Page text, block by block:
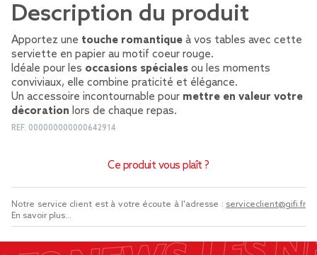
Description du produit
Apportez une touche romantique à vos tables avec cette
serviette en papier au motif coeur rouge.
Idéale pour les occasions spéciales ou les moments
conviviaux, elle combine praticité et élégance.
Un accessoire incontournable pour mettre en valeur votre
décoration lors de chaque repas.
REF. 000000000000642914
Ce produit vous plaît ?
Notre service client est à votre écoute à l'adresse : serviceclient@gifi.fr
En savoir plus...